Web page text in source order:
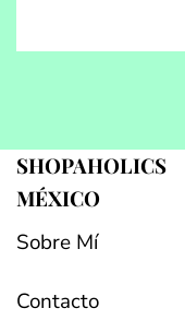
SHOPAHOLICS
MÉXICO
Sobre Mí
Contacto